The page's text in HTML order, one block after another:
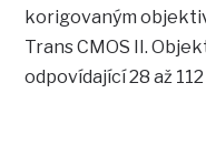
korigovaným
Trans CMOS II.
odpovídající 28 až